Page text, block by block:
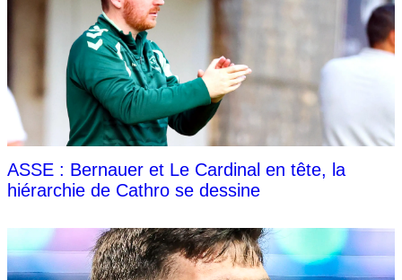
ASSE : Bernauer et Le Cardinal en tête, la
hiérarchie de Cathro se dessine